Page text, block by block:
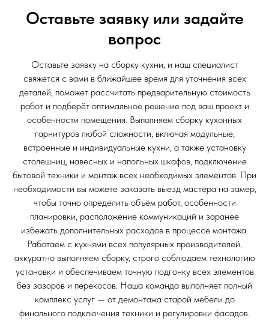
Оставьте заявку или задайте
вопрос
Оставьте заявку на сборку кухни, и наш специалист
свяжется с вами в ближайшее время для уточнения всех
деталей, поможет рассчитать предварительную стоимость
работ и подберёт оптимальное решение под ваш проект и
особенности помещения. Выполняем сборку кухонных
гарнитуров любой сложности, включая модульные,
встроенные и индивидуальные кухни, а также установку
столешниц, навесных и напольных шкафов, подключение
бытовой техники и монтаж всех необходимых элементов. При
необходимости вы можете заказать выезд мастера на замер,
чтобы точно определить объём работ, особенности
планировки, расположение коммуникаций и заранее
избежать дополнительных расходов в процессе монтажа.
Работаем с кухнями всех популярных производителей,
аккуратно выполняем сборку, строго соблюдаем технологию
установки и обеспечиваем точную подгонку всех элементов
без зазоров и перекосов. Наша команда выполняет полный
комплекс услуг — от демонтажа старой мебели до
финального подключения техники и регулировки фасадов.